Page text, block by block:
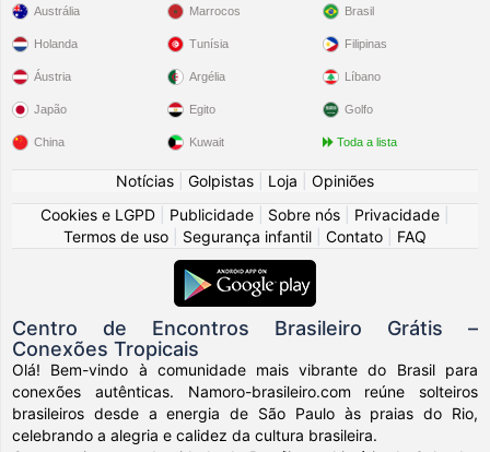
Austrália
Holanda
Áustria
Japão
China
Marrocos
Tunísia
Argélia
Egito
Kuwait
Brasil
Filipinas
Líbano
Golfo
Toda a lista
Notícias Golpistas Loja
Opiniões
Cookies e LGPD
Publicidade Sobre nós Privacidade
Termos de uso
Segurança infantil Contato FAQ
Centro de Encontros Brasileiro Grátis –
Conexões Tropicais
Olá! Bem-vindo à comunidade mais vibrante do Brasil para
conexões autênticas. Namoro-brasileiro.com reúne solteiros
brasileiros desde a energia de São Paulo às praias do Rio,
celebrando a alegria e calidez da cultura brasileira.